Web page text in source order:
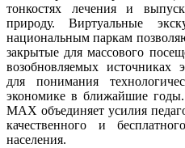
тонкостях лечения и
природу. Виртуальные
национальным паркам
закрытые для массового
возобновляемых источниках
для понимания
экономике в ближайшие
MAX объединяет усилия
качественного и
населения.